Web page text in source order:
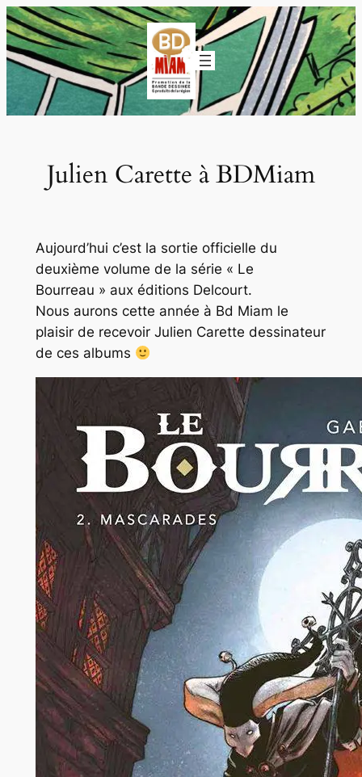
Aller
au
contenu
Julien Carette à BDMiam
Aujourd’hui c’est la sortie officielle du
deuxième volume de la série « Le
Bourreau » aux éditions Delcourt.
Nous aurons cette année à Bd Miam le
plaisir de recevoir Julien Carette dessinateur
de ces albums